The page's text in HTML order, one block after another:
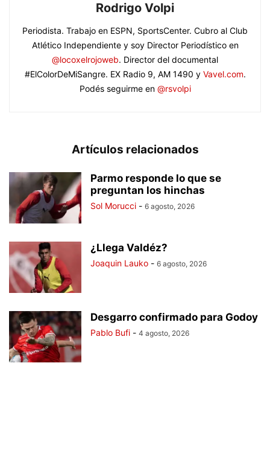
Rodrigo Volpi
Periodista. Trabajo en ESPN, SportsCenter. Cubro al Club
Atlético Independiente y soy Director Periodístico en
@locoxelrojoweb. Director del documental
#ElColorDeMiSangre. EX Radio 9, AM 1490 y Vavel.com.
Podés seguirme en @rsvolpi
Artículos relacionados
Parmo responde lo que se
preguntan los hinchas
Sol Morucci - 6 agosto, 2026
¿Llega Valdéz?
Joaquin Lauko - 6 agosto, 2026
Desgarro confirmado para Godoy
Pablo Bufi - 4 agosto, 2026